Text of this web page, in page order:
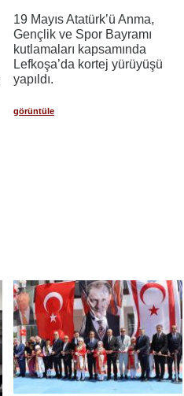
19 Mayıs Atatürk’ü Anma,
Gençlik ve Spor Bayramı
kutlamaları kapsamında
Lefkoşa’da kortej yürüyüşü
yapıldı.
görüntüle